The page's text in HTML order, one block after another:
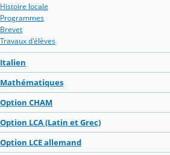
Histoire locale
Programmes
Brevet
Travaux d'élèves
Italien
Mathématiques
Option CHAM
Option LCA (Latin et Grec)
Option LCE allemand